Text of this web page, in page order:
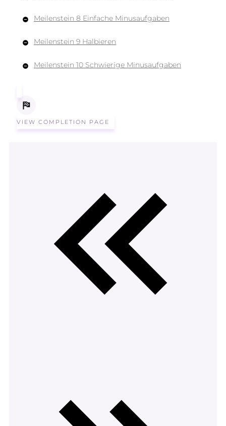
Meilenstein 8 Einfache Minusaufgaben
Meilenstein 9 Halbieren
Meilenstein 10 Schwierige Minusaufgaben
VIEW COMPLETION PAGE